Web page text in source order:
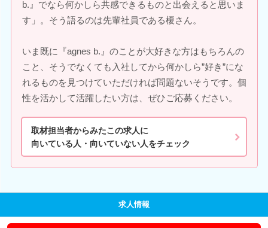
b.』でなら何かしら共感できるものと出会えると思いま
す」。そう語るのは先輩社員である榎さん。
いま既に『agnes b.』のことが大好きな方はもちろんの
こと、そうでなくても入社してから何かしら”好き”にな
れるものを見つけていただければ問題ないそうです。個
性を活かして活躍したい方は、ぜひご応募ください。
取材担当者からみたこの求人に
向いている人・向いていない人をチェック
求人情報